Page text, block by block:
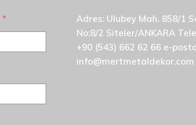
e
a
ö
*
Adres: Ulubey Mah. 858/1
No:8/2 Siteler/ANKARA
+90 (543) 662 62 66 e-
info@mertmetaldekor.com